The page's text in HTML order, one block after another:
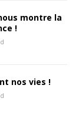
montre la
!
nos vies !